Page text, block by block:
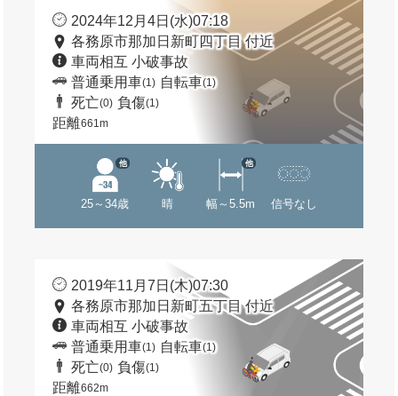
2024年12月4日(水)07:18
各務原市那加日新町四丁目 付近
車両相互 小破事故
普通乗用車(1) 自転車(1)
死亡(0) 負傷(1)
距離661m
25～34歳
他
晴 幅～5.5m
他
信号なし
2019年11月7日(木)07:30
各務原市那加日新町五丁目 付近
車両相互 小破事故
普通乗用車(1) 自転車(1)
死亡(0) 負傷(1)
距離662m